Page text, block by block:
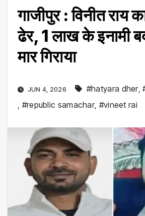
गाजीपुर : विनीत राय
ढेर, 1 लाख के इनामी
मार गिराया
JUN 4, 2026 #hatyara dher,
#republic samachar, #vineet rai